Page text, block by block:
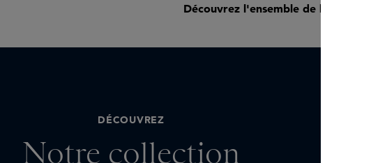
Découvrez l'ensemble de la routine :
DÉCOUVREZ
Notre collection